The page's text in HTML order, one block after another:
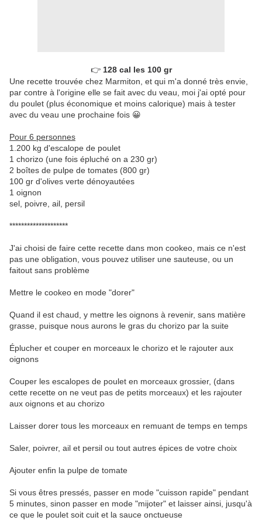
👉 128 cal les 100 gr
Une recette trouvée chez Marmiton, et qui m'a donné très envie,
par contre à l'origine elle se fait avec du veau, moi j'ai opté pour
du poulet (plus économique et moins calorique) mais à tester
avec du veau une prochaine fois 😀
Pour 6 personnes
1.200 kg d'escalope de poulet
1 chorizo (une fois épluché on a 230 gr)
2 boîtes de pulpe de tomates (800 gr)
100 gr d'olives verte dénoyautées
1 oignon
sel, poivre, ail, persil
********************
J'ai choisi de faire cette recette dans mon cookeo, mais ce n'est
pas une obligation, vous pouvez utiliser une sauteuse, ou un
faitout sans problème
Mettre le cookeo en mode "dorer"
Quand il est chaud, y mettre les oignons à revenir, sans matière
grasse, puisque nous aurons le gras du chorizo par la suite
Éplucher et couper en morceaux le chorizo et le rajouter aux
oignons
Couper les escalopes de poulet en morceaux grossier, (dans
cette recette on ne veut pas de petits morceaux) et les rajouter
aux oignons et au chorizo
Laisser dorer tous les morceaux en remuant de temps en temps
Saler, poivrer, ail et persil ou tout autres épices de votre choix
Ajouter enfin la pulpe de tomate
Si vous êtres pressés, passer en mode "cuisson rapide" pendant
5 minutes, sinon passer en mode "mijoter" et laisser ainsi, jusqu'à
ce que le poulet soit cuit et la sauce onctueuse